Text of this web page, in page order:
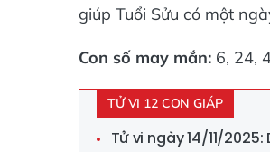
giúp Tuổi Sửu có một
Con số may mắn: 6, 24,
TỬ VI 12 CON GIÁP
Tử vi ngày 14/11/